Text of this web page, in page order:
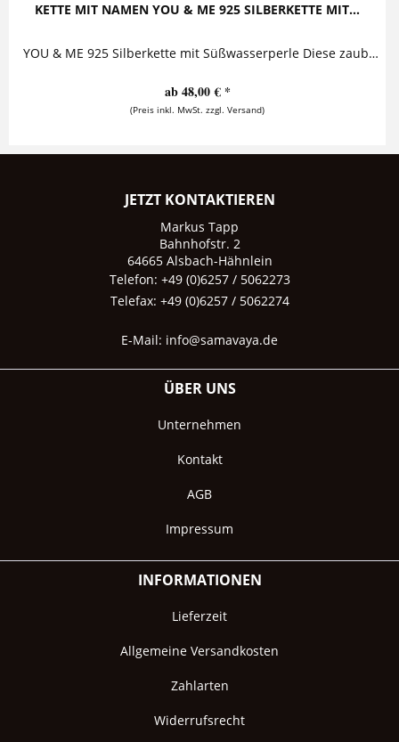
KETTE MIT NAMEN YOU & ME 925 SILBERKETTE MIT...
YOU & ME 925 Silberkette mit Süßwasserperle Diese zauberhafte Namenskette besteht aus einem personalisierten Herz und einem runden...
ab 48,00 € *
(Preis inkl. MwSt. zzgl. Versand)
JETZT KONTAKTIEREN
Markus Tapp
Bahnhofstr. 2
64665 Alsbach-Hähnlein
Telefon: +49 (0)6257 / 5062273
Telefax: +49 (0)6257 / 5062274
E-Mail: info@samavaya.de
ÜBER UNS
Unternehmen
Kontakt
AGB
Impressum
INFORMATIONEN
Lieferzeit
Allgemeine Versandkosten
Zahlarten
Widerrufsrecht